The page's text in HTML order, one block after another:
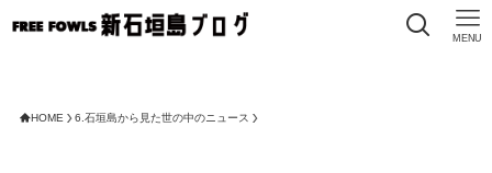
MENU
HOME 6.石垣島から見た世の中のニュース